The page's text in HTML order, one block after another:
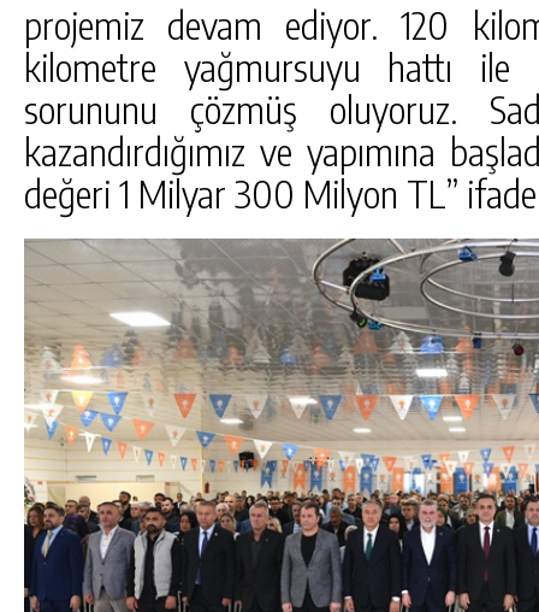
projemiz devam ediyor. 120
kilometre yağmursuyu hattı ile
sorununu çözmüş oluyoruz.
kazandırdığımız ve yapımına
değeri 1 Milyar 300 Milyon TL”